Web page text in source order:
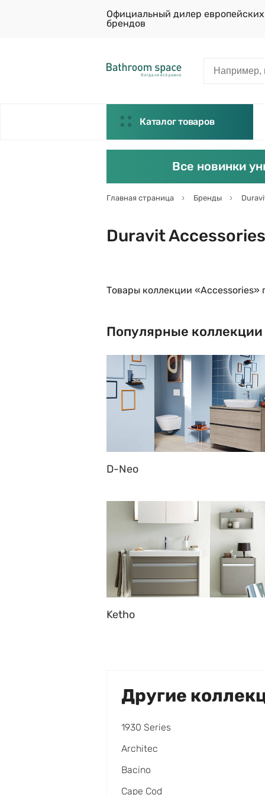
Официальный дилер европейских
брендов
Каталог товаров
Все новинки
Главная страница Бренды
Duravit Accessories
Товары коллекции «Accessories»
Популярные коллекции
D-Neo
Ketho
Другие
1930 Series
Architec
Bacino
Cape Cod